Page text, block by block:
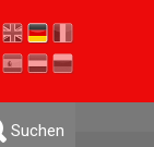
Suchen